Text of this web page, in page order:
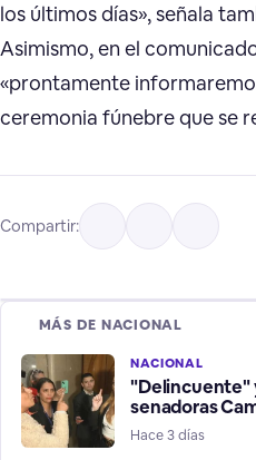
los últimos días», señala
Asimismo, en el
«prontamente
ceremonia fúnebre que se
Compartir:
MÁS DE NACIONAL
NACIONAL
"Delincuente"
senadoras
protagonizan
enfrentamiento
Hace 3 días